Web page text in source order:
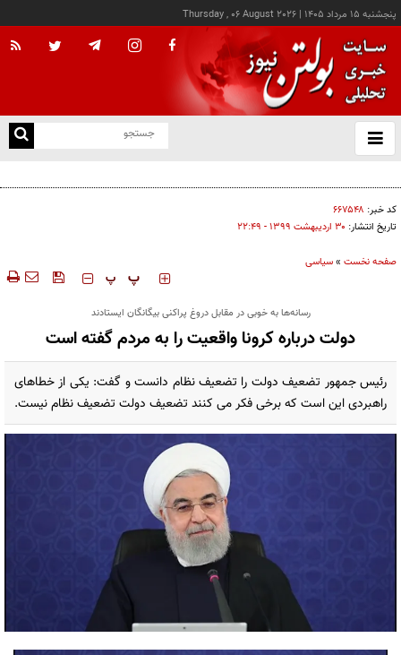
پنجشنبه ۱۵ مرداد ۱۴۰۵ |
Thursday , 06 August 2026
باز
و
کد خبر: ۶۶۷۵۴۸
تاریخ انتشار: ۳۰ ارديبهشت ۱۳۹۹ - ۲۲:۴۹
صفحه نخست »سیاسی
‍‍‍ پ پ
رسانه‌ها به خوبی در مقابل دروغ پراکنی بیگانگان ایستادند
دولت درباره کرونا واقعیت را به مردم گفته است
رئیس جمهور تضعیف دولت را تضعیف نظام دانست و گفت: یکی از خطاهای
راهبردی این است که برخی فکر می کنند تضعیف دولت تضعیف نظام نیست.